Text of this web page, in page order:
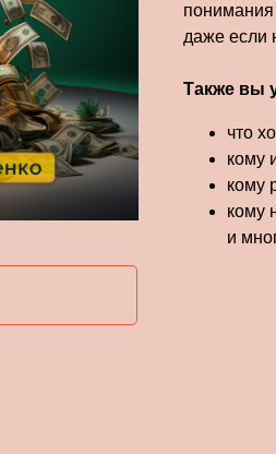
понимания
даже если
Также вы
что
кому
кому
кому
и